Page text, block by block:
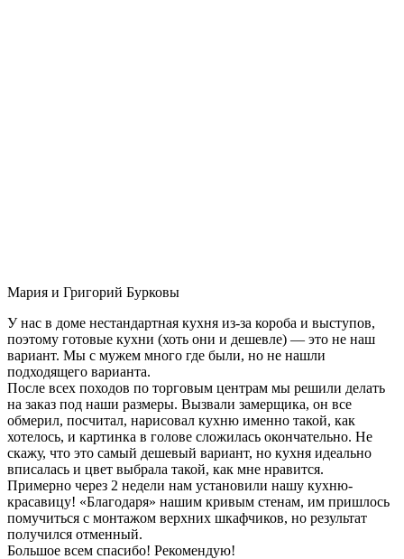
Мария и Григорий Бурковы
У нас в доме нестандартная кухня из-за короба и выступов,
поэтому готовые кухни (хоть они и дешевле) — это не наш
вариант. Мы с мужем много где были, но не нашли
подходящего варианта.
После всех походов по торговым центрам мы решили делать
на заказ под наши размеры. Вызвали замерщика, он все
обмерил, посчитал, нарисовал кухню именно такой, как
хотелось, и картинка в голове сложилась окончательно. Не
скажу, что это самый дешевый вариант, но кухня идеально
вписалась и цвет выбрала такой, как мне нравится.
Примерно через 2 недели нам установили нашу кухню-
красавицу! «Благодаря» нашим кривым стенам, им пришлось
помучиться с монтажом верхних шкафчиков, но результат
получился отменный.
Большое всем спасибо! Рекомендую!